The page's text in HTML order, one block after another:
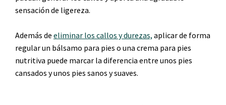
sensación de ligereza.
Además de eliminar los callos y durezas, aplicar de forma
regular un bálsamo para pies o una crema para pies
nutritiva puede marcar la diferencia entre unos pies
cansados y unos pies sanos y suaves.